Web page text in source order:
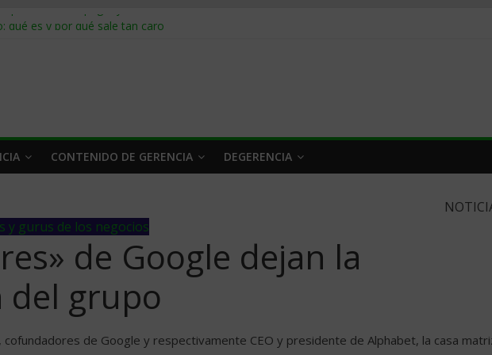
cómo pagar y cobrar en 2026
la cadena de suministro: qué hacer
EE. UU.: cómo segmentarlo y venderle
CONTENIDO DE GERENCIA DEGERENCIA
y gurus de los negocios
de Google dejan la
del grupo
cofundadores de Google​ y respectivamente CEO y presidente de Alphabet, la casa